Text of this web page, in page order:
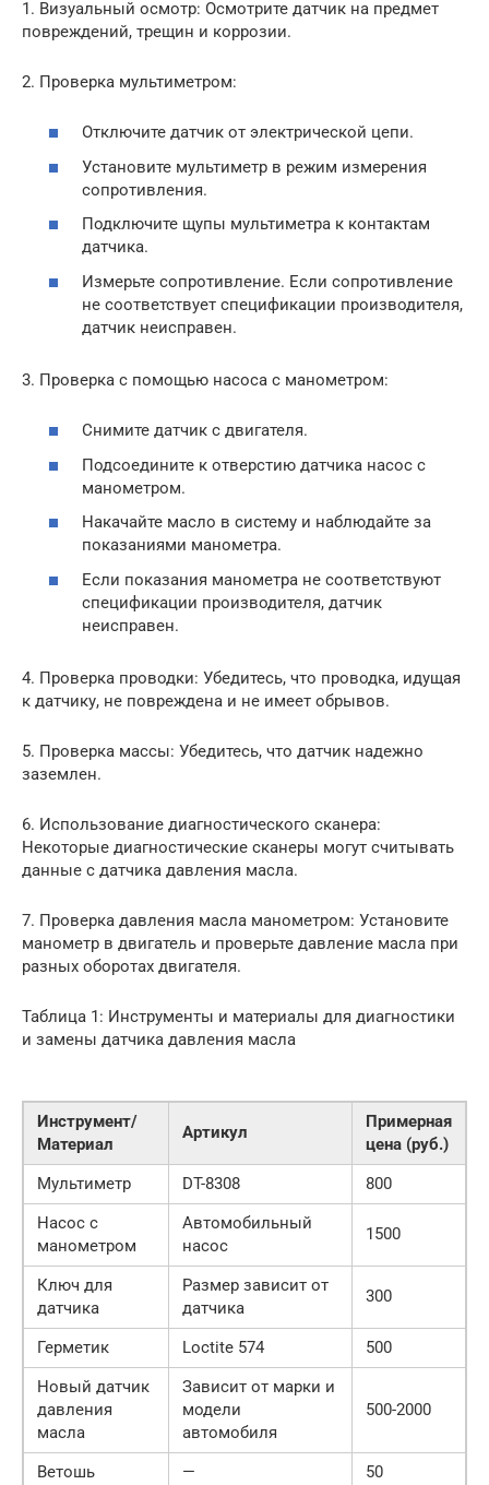
1. Визуальный осмотр: Осмотрите датчик на предмет
повреждений, трещин и коррозии.
2. Проверка мультиметром:
Отключите датчик от электрической цепи.
Установите мультиметр в режим измерения
сопротивления.
Подключите щупы мультиметра к контактам
датчика.
Измерьте сопротивление. Если сопротивление
не соответствует спецификации производителя,
датчик неисправен.
3. Проверка с помощью насоса с манометром:
Снимите датчик с двигателя.
Подсоедините к отверстию датчика насос с
манометром.
Накачайте масло в систему и наблюдайте за
показаниями манометра.
Если показания манометра не соответствуют
спецификации производителя, датчик
неисправен.
4. Проверка проводки: Убедитесь, что проводка, идущая
к датчику, не повреждена и не имеет обрывов.
5. Проверка массы: Убедитесь, что датчик надежно
заземлен.
6. Использование диагностического сканера:
Некоторые диагностические сканеры могут считывать
данные с датчика давления масла.
7. Проверка давления масла манометром: Установите
манометр в двигатель и проверьте давление масла при
разных оборотах двигателя.
Таблица 1: Инструменты и материалы для диагностики
и замены датчика давления масла
Инструмент/
Материал
Артикул
Примерная
цена (руб.)
Мультиметр
DT-8308
800
Насос с
манометром
Автомобильный
насос
1500
Ключ для
датчика
Размер зависит от
датчика
300
Герметик Loctite 574
500
Новый датчик
давления
масла
Зависит от марки и
модели
автомобиля
500-2000
Ветошь —
50